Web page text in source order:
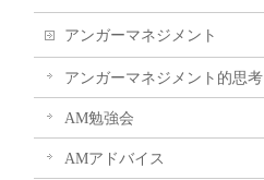
アンガーマネジメント
アンガーマネジメント的思考
AM勉強会
AMアドバイス